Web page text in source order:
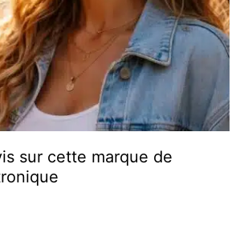
sur cette marque de